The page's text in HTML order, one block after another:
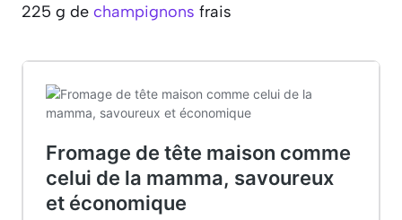
225 g de champignons frais